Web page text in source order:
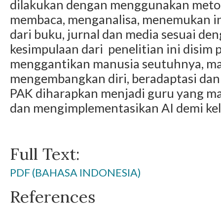
dilakukan dengan menggunakan
membaca, menganalisa, menemukan
dari buku, jurnal dan media sesuai
kesimpulaan dari penelitian ini disim
menggantikan manusia seutuhnya,
mengembangkan diri, beradaptasi
PAK diharapkan menjadi guru yang
dan mengimplementasikan AI demi
Full Text:
PDF (BAHASA INDONESIA)
References